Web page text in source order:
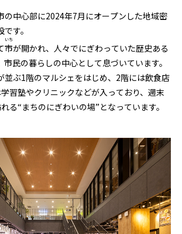
中心部に2024年7月にオープンした地域密
す。
市
いち
が開かれ、人々でにぎわっていた歴史ある
民の暮らしの中心として息づいています。
並ぶ1階のマルシェをはじめ、2階には飲食店
習塾やクリニックなどが入っており、週末
る“まちのにぎわいの場”となっています。